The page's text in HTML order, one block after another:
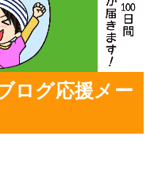
ログ応援メー